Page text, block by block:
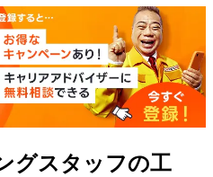
グスタッフの工